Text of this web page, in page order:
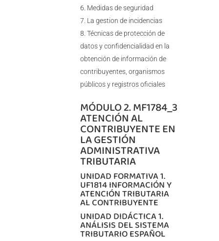
Medidas de seguridad
La gestion de incidencias
Técnicas de protección de
datos y confidencialidad en la
obtención de información de
contribuyentes, organismos
públicos y registros oficiales
MÓDULO 2. MF1784_3
ATENCIÓN AL
CONTRIBUYENTE EN
LA GESTIÓN
ADMINISTRATIVA
TRIBUTARIA
UNIDAD FORMATIVA 1.
UF1814 INFORMACIÓN Y
ATENCIÓN TRIBUTARIA
AL CONTRIBUYENTE
UNIDAD DIDÁCTICA 1.
ANÁLISIS DEL SISTEMA
TRIBUTARIO ESPAÑOL